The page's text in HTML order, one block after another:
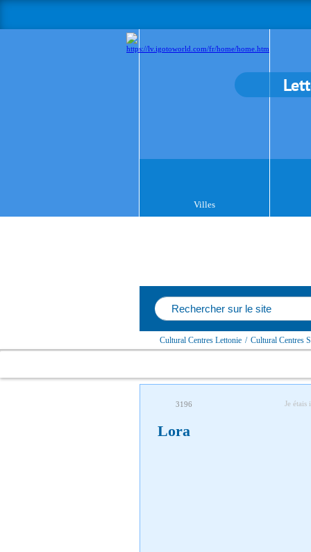
Villes
Cultural Centres Lettonie / Cultural Centres
3196 Je étais
Lora